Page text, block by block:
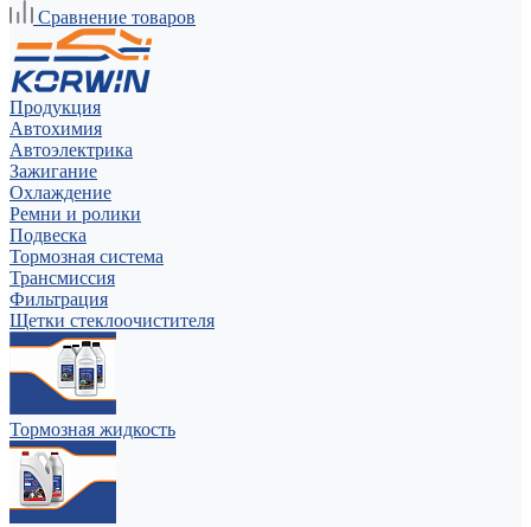
Сравнение товаров
Продукция
Автохимия
Автоэлектрика
Зажигание
Охлаждение
Ремни и ролики
Подвеска
Тормозная система
Трансмиссия
Фильтрация
Щетки стеклоочистителя
Тормозная жидкость